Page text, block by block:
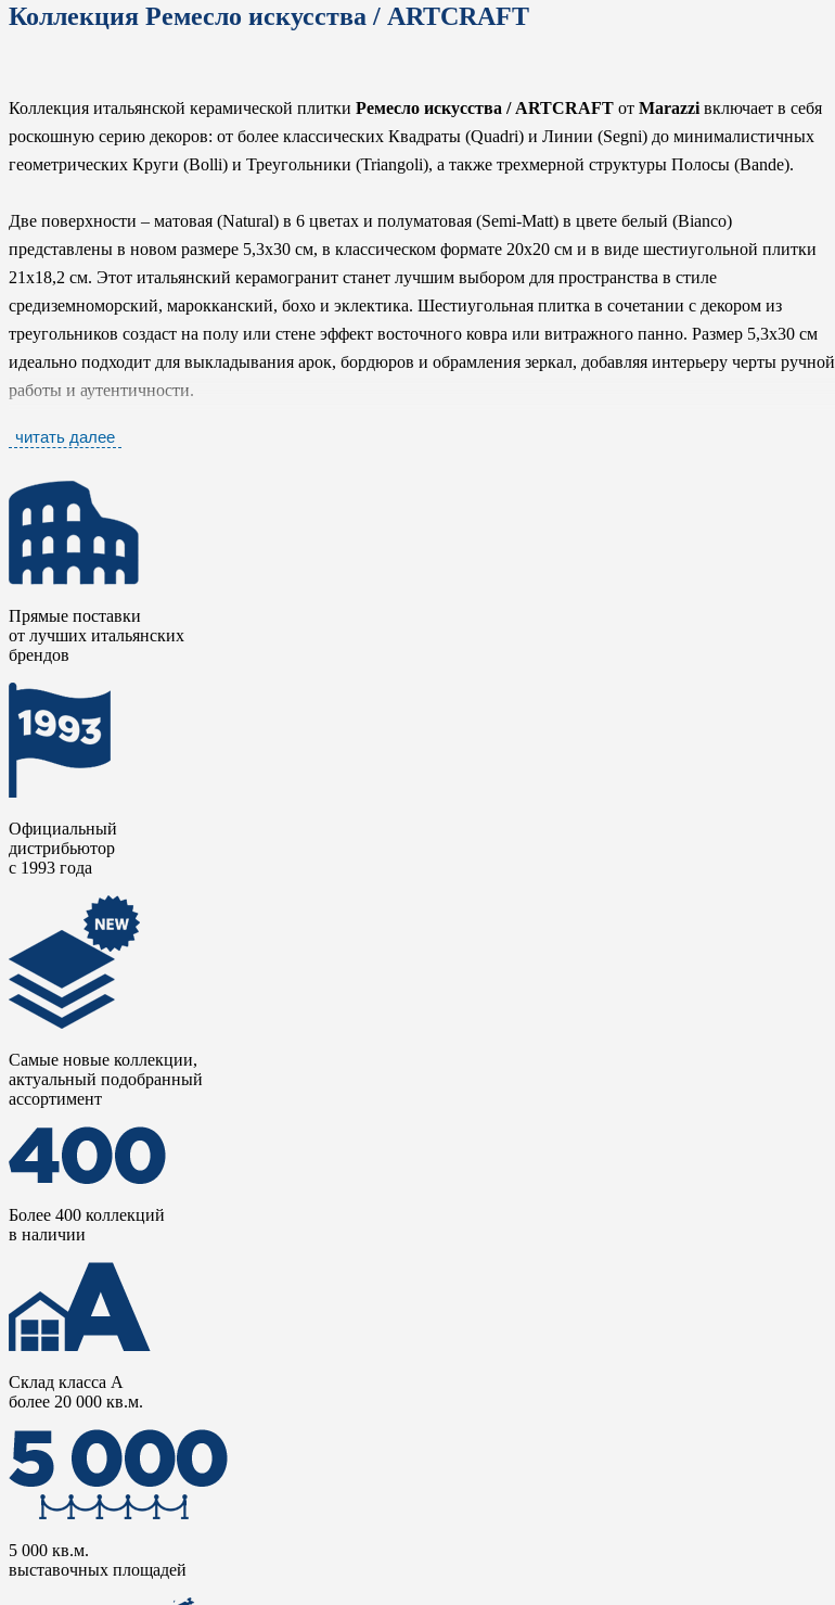
Коллекция Ремесло искусства / ARTCRAFT
Коллекция итальянской керамической плитки Ремесло искусства / ARTCRAFT от Marazzi включает в себя
роскошную серию декоров: от более классических Квадраты (Quadri) и Линии (Segni) до минималистичных
геометрических Круги (Bolli) и Треугольники (Triangoli), а также трехмерной структуры Полосы (Bande).
Две поверхности – матовая (Natural) в 6 цветах и полуматовая (Semi-Matt) в цвете белый (Bianco)
представлены в новом размере 5,3x30 см, в классическом формате 20x20 см и в виде шестиугольной плитки
21x18,2 см. Этот итальянский керамогранит станет лучшим выбором для пространства в стиле
средиземноморский, марокканский, бохо и эклектика. Шестиугольная плитка в сочетании с декором из
треугольников создаст на полу или стене эффект восточного ковра или витражного панно. Размер 5,3x30 см
идеально подходит для выкладывания арок, бордюров и обрамления зеркал, добавляя интерьеру черты ручной
работы и аутентичности.
Коллекция отлично подходит для оформления коммерческих интерьеров - кафе, бутиков, студий. Идеальное
уютных частных ванных до атмосферных общественных пространств.
читать далее
Прямые поставки
от лучших итальянских
брендов
Официальный
дистрибьютор
с 1993 года
Самые новые коллекции,
актуальный подобранный
ассортимент
Более 400 коллекций
в наличии
Склад класса А
более 20 000 кв.м.
5 000 кв.м.
выставочных площадей